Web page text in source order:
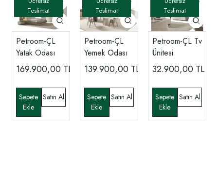
Petroom-ÇL
Yatak Odası
169.900,00 TL
Petroom-ÇL
Yemek Odası
139.900,00 TL
Petroom-ÇL Tv
Ünitesi
32.900,00 TL